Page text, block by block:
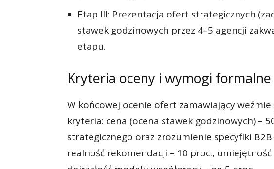
Etap III: Prezentacja ofert strategicznych
stawek godzinowych przez 4–5 agencji
etapu.
Kryteria oceny i wymogi formalne
W końcowej ocenie ofert zamawiający
kryteria: cena (ocena stawek godzinowych) –
strategicznego oraz zrozumienie specyfiki
realność rekomendacji – 10 proc.,